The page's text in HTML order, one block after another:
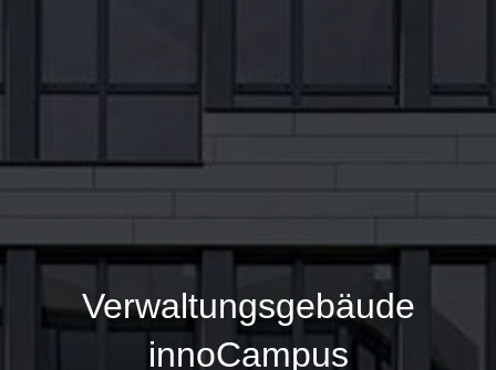
Verwaltungsgebäude
innoCampus